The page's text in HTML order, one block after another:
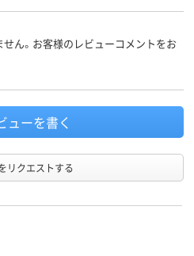
ん。お客様のレビューコメントをお
ューを書く
リクエストする